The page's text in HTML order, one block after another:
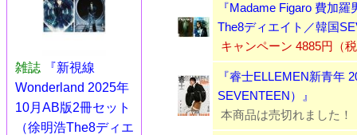
雑誌
『新視線
Wonderland 2025年
10月AB版2冊セット
（徐明浩The8ディエ
『Madame Figaro 費加
The8ディエイト／韓国
キャンペーン 4885円（
『睿士ELLEMEN新青年
SEVENTEEN）』
本商品は売切れました！